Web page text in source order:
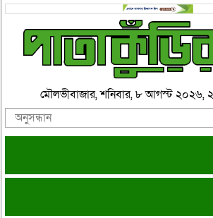
মৌলভীবাজার, শনিবার, ৮ আগস্ট ২০২৬,